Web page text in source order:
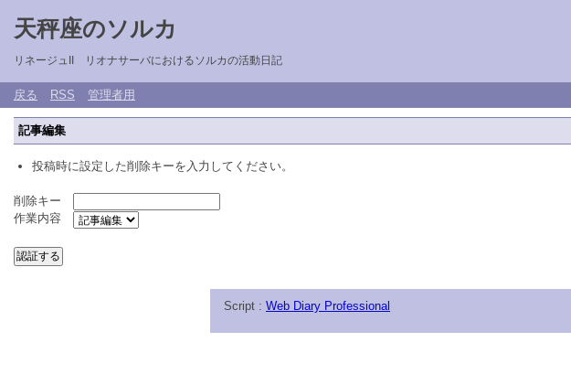
天秤座のソルカ
リネージュII リオナサーバにおけるソルカの活動日記
戻る RSS 管理者用
記事編集
投稿時に設定した削除キーを入力してください。
削除キー
作業内容
Script : Web Diary Professional